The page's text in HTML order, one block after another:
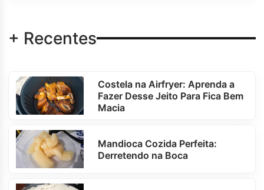
+ Recentes
Costela na Airfryer: Aprenda a
Fazer Desse Jeito Para Fica Bem
Macia
Mandioca Cozida Perfeita:
Derretendo na Boca